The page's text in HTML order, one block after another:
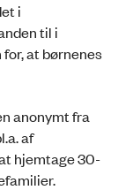
i
til i
at børnenes
anonymt fra
af
hjemtage 30-